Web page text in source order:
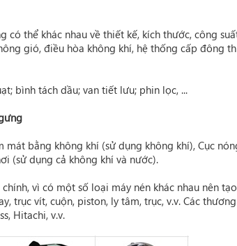
có thể khác nhau về thiết kế, kích thước, công
gió, điều hòa không khí, hệ thống cấp đông
bình tách dầu; van tiết lưu; phin lọc, ...
mát bằng không khí (sử dụng không khí), Cục
(sử dụng cả không khí và nước).
vì có một số loại máy nén khác nhau nên
trục vít, cuộn, piston, ly tâm, trục, v.v. Các thương
Hitachi, v.v.